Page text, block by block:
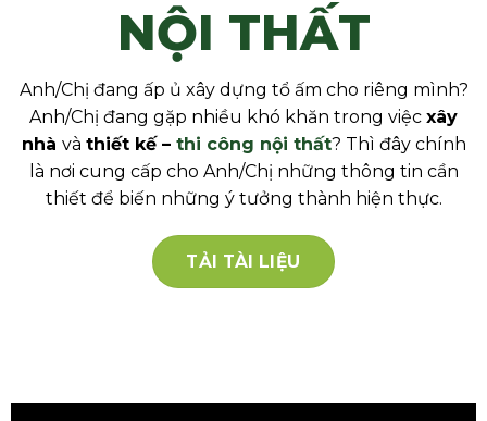
NỘI THẤT
Anh/Chị đang ấp ủ xây dựng tổ ấm cho riêng mình?
Anh/Chị đang gặp nhiều khó khăn trong việc xây
nhà và thiết kế – thi công nội thất? Thì đây chính
là nơi cung cấp cho Anh/Chị những thông tin cần
thiết để biến những ý tưởng thành hiện thực.
TẢI TÀI LIỆU